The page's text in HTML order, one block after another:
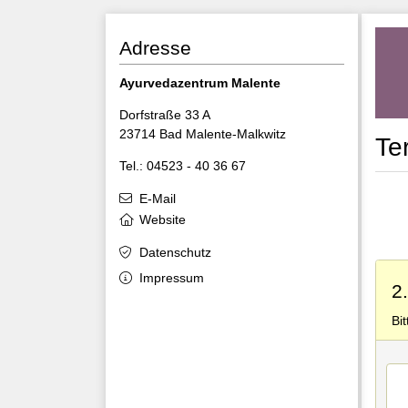
Adresse
Ayurvedazentrum Malente
Dorfstraße 33 A
23714 Bad Malente-Malkwitz
Tel.: 04523 - 40 36 67
E-Mail
Website
Datenschutz
Impressum